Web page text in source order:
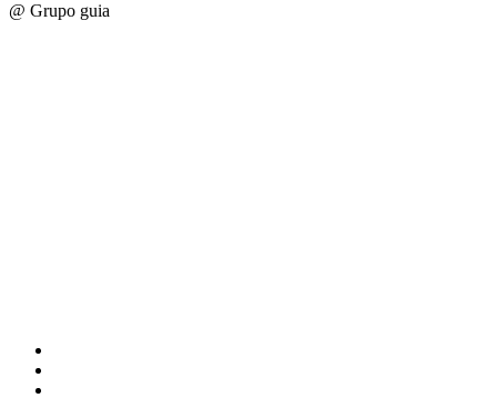
@ Grupo guia